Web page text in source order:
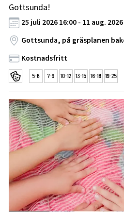
Gottsunda!
25 juli 2026 16:00 - 11 aug.
Gottsunda, på gräsplanen
Kostnadsfritt